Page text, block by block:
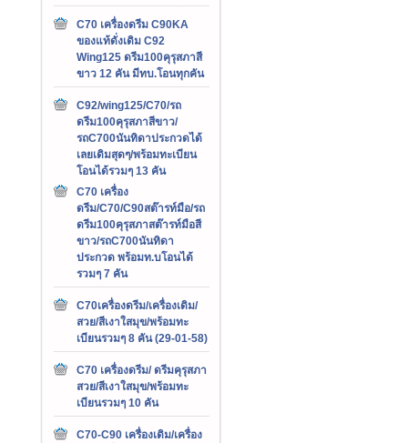
C70 เครื่องดรีม C90KA
ของแท้ดั่งเดิม C92
Wing125 ดรีม100คุรุสภาสี
ขาว 12 คัน มีทบ.โอนทุกคัน
C92/wing125/C70/รถ
ดรีม100คุรุสภาสีขาว/
รถC700นันทิดาประกวดได้
เลยเดิมสุดๆ/พร้อมทะเบียน
โอนได้รวมๆ 13 คัน
C70 เครื่อง
ดรีม/C70/C90สต๊ารท์มือ/รถ
ดรีม100คุรุสภาสต๊ารท์มือสี
ขาว/รถC700นันทิดา
ประกวด พร้อมท.บโอนได้
รวมๆ 7 คัน
C70เครื่องดรีม/เครื่องเดิม/
สวย/สีเงาใสมุข/พร้อมทะ
เบียนรวมๆ 8 คัน (29-01-58)
C70 เครื่องดรีม/ ดรีมคุรุสภา
สวย/สีเงาใสมุข/พร้อมทะ
เบียนรวมๆ 10 คัน
C70-C90 เครื่องเดิม/เครื่อง